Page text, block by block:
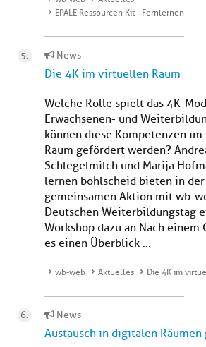
EPALE Ressourcen Kit - Fernlernen
News
Die 4K im virtuellen Raum
Welche Rolle spielt das 4K-
Erwachsenen- und
können diese Kompetenzen
Raum gefördert werden?
Schlegelmilch und Marija
lernen bohlscheid bieten in der
gemeinsamen Aktion mit wb-
Deutschen Weiterbildungstag
Workshop dazu an.Nach einem
es einen Überblick ...
wb-web Aktuelles Die 4K im
News
Austausch in digitalen